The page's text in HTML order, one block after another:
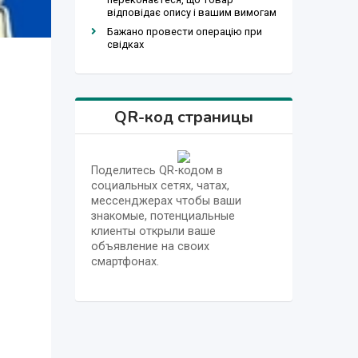
відповідає опису і вашим вимогам
Бажано провести операцію при
свідках
QR-код страницы
Поделитесь QR-кодом в
социальных сетях, чатах,
мессенджерах чтобы ваши
знакомые, потенциальные
клиенты открыли ваше
объявление на своих
смартфонах.